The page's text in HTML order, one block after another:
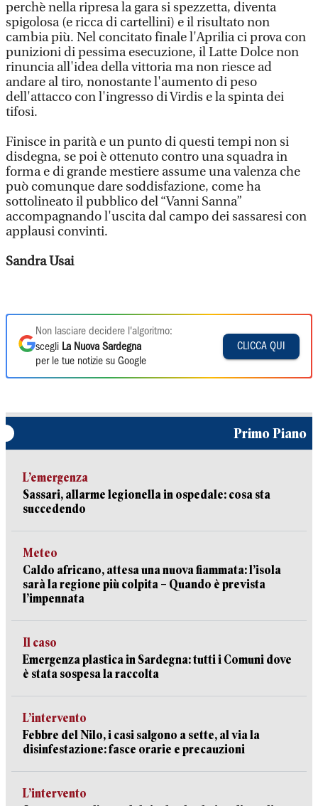
perchè nella ripresa la gara si spezzetta, diventa
spigolosa (e ricca di cartellini) e il risultato non
cambia più. Nel concitato finale l'Aprilia ci prova con
punizioni di pessima esecuzione, il Latte Dolce non
rinuncia all'idea della vittoria ma non riesce ad
andare al tiro, nonostante l'aumento di peso
dell'attacco con l'ingresso di Virdis e la spinta dei
tifosi.
Finisce in parità e un punto di questi tempi non si
disdegna, se poi è ottenuto contro una squadra in
forma e di grande mestiere assume una valenza che
può comunque dare soddisfazione, come ha
sottolineato il pubblico del “Vanni Sanna”
accompagnando l'uscita dal campo dei sassaresi con
applausi convinti.
Sandra Usai
Non lasciare decidere l'algoritmo:
scegli La Nuova Sardegna
per le tue notizie su Google
CLICCA QUI
Primo Piano
L’emergenza
Sassari, allarme legionella in ospedale: cosa sta
succedendo
Meteo
Caldo africano, attesa una nuova fiammata: l’isola
sarà la regione più colpita – Quando è prevista
l’impennata
Il caso
Emergenza plastica in Sardegna: tutti i Comuni dove
è stata sospesa la raccolta
L’intervento
Febbre del Nilo, i casi salgono a sette, al via la
disinfestazione: fasce orarie e precauzioni
L’intervento